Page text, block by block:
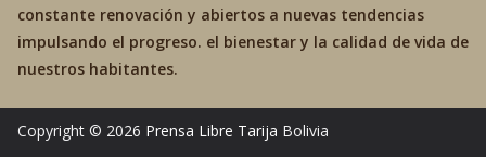
constante renovación y abiertos a nuevas tendencias
impulsando el progreso. el bienestar y la calidad de vida de
nuestros habitantes.
Copyright © 2026 Prensa Libre Tarija Bolivia